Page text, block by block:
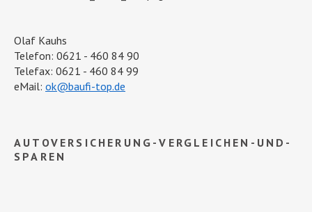
Olaf Kauhs
Telefon: 0621 - 460 84 90
Telefax: 0621 - 460 84 99
eMail: ok@baufi-top.de
AUTOVERSICHERUNG-VERGLEICHEN-UND-
SPAREN